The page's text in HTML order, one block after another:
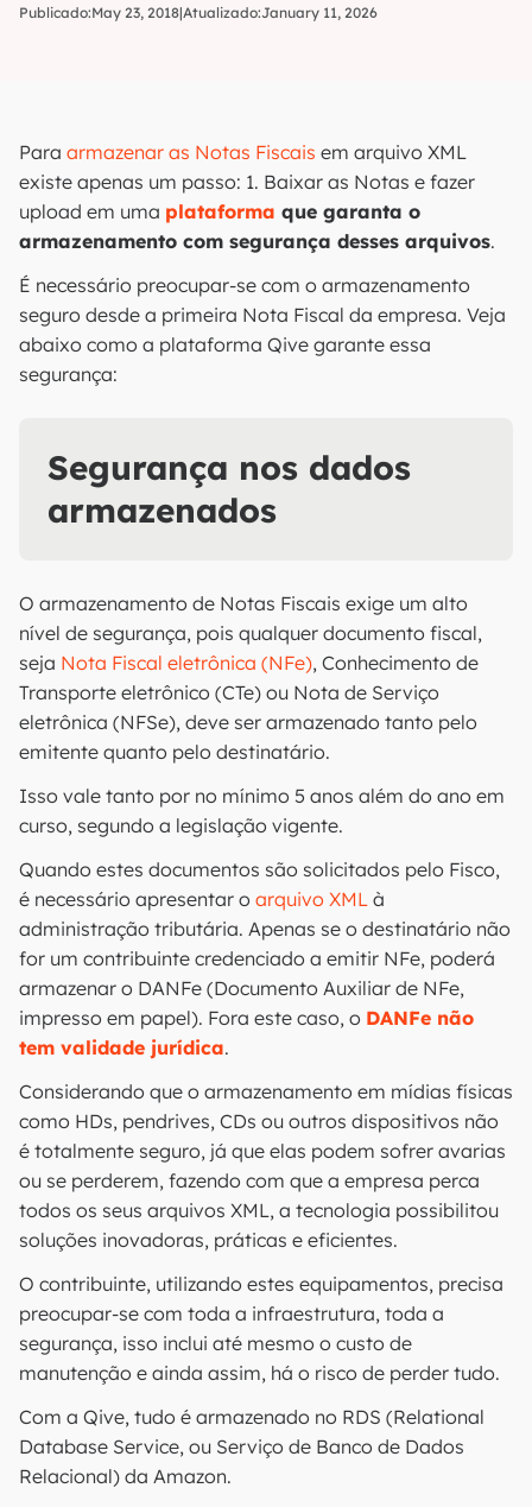
Publicado:May 23, 2018|Atualizado:January 11, 2026
Para armazenar as Notas Fiscais em arquivo XML
existe apenas um passo: 1. Baixar as Notas e fazer
upload em uma plataforma que garanta o
armazenamento com segurança desses arquivos.
É necessário preocupar-se com o armazenamento
seguro desde a primeira Nota Fiscal da empresa. Veja
abaixo como a plataforma Qive garante essa
segurança:
Segurança nos dados
armazenados
O armazenamento de Notas Fiscais exige um alto
nível de segurança, pois qualquer documento fiscal,
seja Nota Fiscal eletrônica (NFe), Conhecimento de
Transporte eletrônico (CTe) ou Nota de Serviço
eletrônica (NFSe), deve ser armazenado tanto pelo
emitente quanto pelo destinatário.
Isso vale tanto por no mínimo 5 anos além do ano em
curso, segundo a legislação vigente.
Quando estes documentos são solicitados pelo Fisco,
é necessário apresentar o arquivo XML à
administração tributária. Apenas se o destinatário não
for um contribuinte credenciado a emitir NFe, poderá
armazenar o DANFe (Documento Auxiliar de NFe,
impresso em papel). Fora este caso, o DANFe não
tem validade jurídica.
Considerando que o armazenamento em mídias físicas
como HDs, pendrives, CDs ou outros dispositivos não
é totalmente seguro, já que elas podem sofrer avarias
ou se perderem, fazendo com que a empresa perca
todos os seus arquivos XML, a tecnologia possibilitou
soluções inovadoras, práticas e eficientes.
O contribuinte, utilizando estes equipamentos, precisa
preocupar-se com toda a infraestrutura, toda a
segurança, isso inclui até mesmo o custo de
manutenção e ainda assim, há o risco de perder tudo.
Com a Qive, tudo é armazenado no RDS (Relational
Database Service, ou Serviço de Banco de Dados
Relacional) da Amazon.